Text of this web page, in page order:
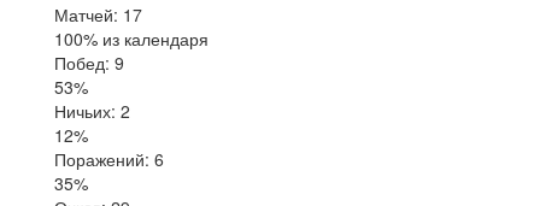
Матчей: 17
100% из календаря
Побед: 9
53%
Ничьих: 2
12%
Поражений: 6
35%